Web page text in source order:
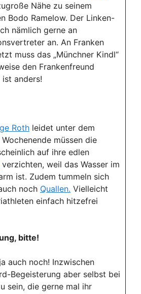
Nähe zu seinem
Bodo Ramelow. Der Linken-
nämlich gerne an
an. An Franken
muss das „Münchner Kindl“
den Frankenfreund
ist anders!
Roth leidet unter dem
müssen die
auf ihre edlen
verzichten, weil das Wasser im
ist. Zudem tummeln sich
noch Quallen. Vielleicht
einfach hitzefrei
bitte!
auch noch! Inzwischen
Begeisterung aber selbst bei
sein, die gerne mal ihr